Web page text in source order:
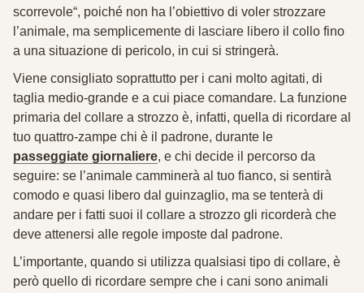
scorrevole“, poiché non ha l’obiettivo di voler strozzare
l’animale, ma semplicemente di lasciare libero il collo fino
a una situazione di pericolo, in cui si stringerà.
Viene consigliato soprattutto per i cani molto agitati, di
taglia medio-grande e a cui piace comandare. La funzione
primaria del collare a strozzo è, infatti, quella di ricordare al
tuo quattro-zampe chi è il padrone, durante le
passeggiate giornaliere, e chi decide il percorso da
seguire: se l’animale camminerà al tuo fianco, si sentirà
comodo e quasi libero dal guinzaglio, ma se tenterà di
andare per i fatti suoi il collare a strozzo gli ricorderà che
deve attenersi alle regole imposte dal padrone.
L’importante, quando si utilizza qualsiasi tipo di collare, è
però quello di ricordare sempre che i cani sono animali